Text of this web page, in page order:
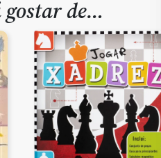
gostar de…